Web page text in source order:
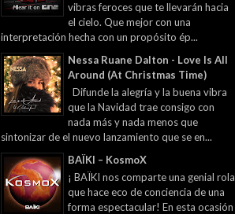
vibras feroces que te llevarán hacia
el cielo. Que mejor con una
interpretación hecha con un propósito ép...
Nessa Ruane Dalton - Love Is All
Around (At Christmas Time)
Difunde la alegría y la buena vibra
que la Navidad trae consigo con
nada más y nada menos que
sintonizar de el nuevo lanzamiento que se en...
BAÏKI – KosmoX
¡ BAÏKI nos comparte una genial rola
que hace eco de conciencia de una
forma espectacular! En esta ocasión